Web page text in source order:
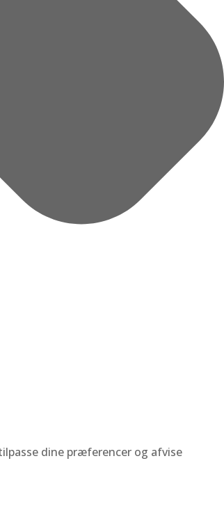
dine præferencer og afvise